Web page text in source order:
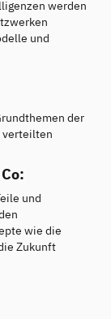
werden
und
der
verteilten
und
wie die
Zukunft